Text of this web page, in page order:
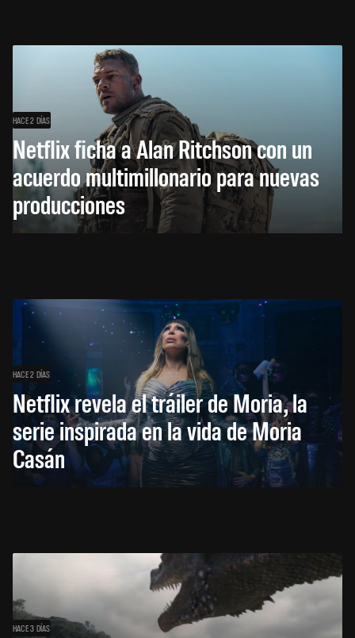
HACE 2 DÍAS
Netflix ficha a Alan Ritchson con un
acuerdo multimillonario para nuevas
producciones
HACE 2 DÍAS
Netflix revela el tráiler de Moria, la
serie inspirada en la vida de Moria
Casán
HACE 3 DÍAS